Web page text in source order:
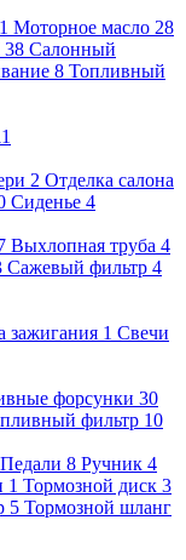
Моторное масло 28
38 Салонный
8 Топливный
2 Отделка салона
Сиденье 4
Выхлопная труба 4
Сажевый фильтр 4
зажигания 1 Свечи
форсунки 30
фильтр 10
Педали 8 Ручник 4
1 Тормозной диск 3
5 Тормозной шланг